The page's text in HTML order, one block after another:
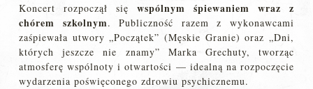
Koncert rozpoczął się wspólnym śpiewaniem wraz z
chórem szkolnym. Publiczność razem z wykonawcami
zaśpiewała utwory „Początek” (Męskie Granie) oraz „Dni,
których jeszcze nie znamy” Marka Grechuty, tworząc
atmosferę wspólnoty i otwartości — idealną na rozpoczęcie
wydarzenia poświęconego zdrowiu psychicznemu.